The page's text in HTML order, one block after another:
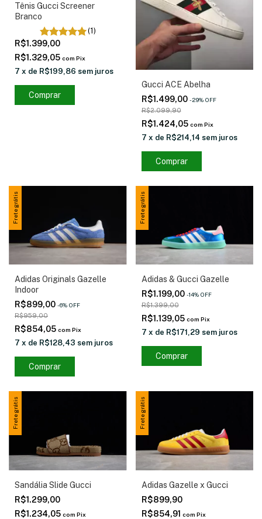
Tênis Gucci Screener
Branco
(1)
R$1.399,00
R$1.329,05 com Pix
7 x de R$199,86 sem juros
Comprar
Gucci ACE Abelha
R$1.499,00 -29% OFF
R$2.099,90
R$1.424,05 com Pix
7 x de R$214,14 sem juros
Comprar
Frete grátis
Adidas Originals Gazelle
Indoor
R$899,00 -6% OFF
R$959,00
R$854,05 com Pix
7 x de R$128,43 sem juros
Comprar
Frete grátis
Adidas & Gucci Gazelle
R$1.199,00 -14% OFF
R$1.399,00
R$1.139,05 com Pix
7 x de R$171,29 sem juros
Comprar
Frete grátis
Sandália Slide Gucci
R$1.299,00
R$1.234,05 com Pix
Frete grátis
Adidas Gazelle x Gucci
R$899,90
R$854,91 com Pix